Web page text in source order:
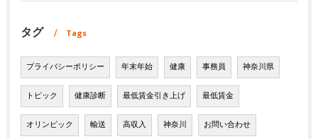
タグ Tags
プライバシーポリシー 年末年始 健康 事務員 神奈川県
トピック 健康診断 最低賃金引き上げ 最低賃金
オリンピック 輸送 高収入 神奈川 お問い合わせ